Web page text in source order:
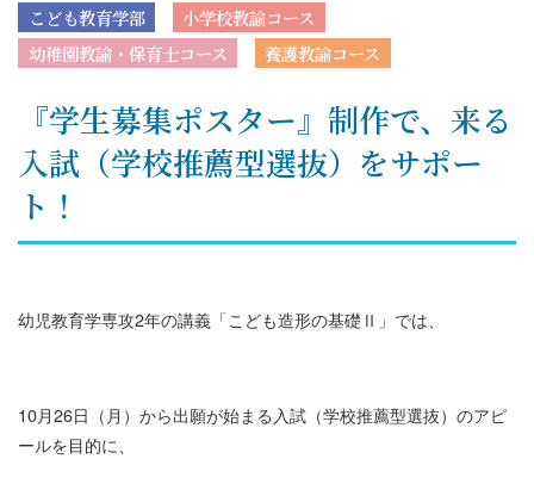
こども教育学部
小学校教諭コース
幼稚園教諭・保育士コース
養護教諭コース
『学生募集ポスター』制作で、来る
入試（学校推薦型選抜）をサポー
ト！
幼児教育学専攻2年の講義「こども造形の基礎Ⅱ」では、
10月26日（月）から出願が始まる入試（学校推薦型選抜）のアピ
ールを目的に、